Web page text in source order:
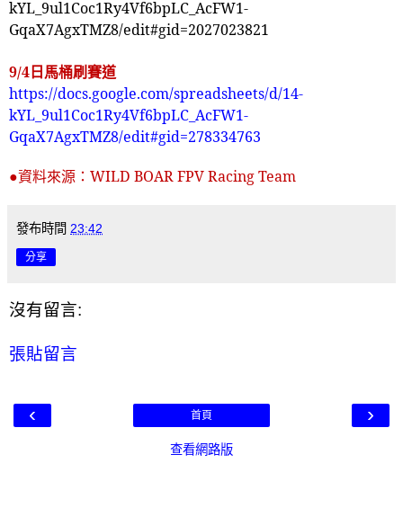
kYL_9ul1Coc1Ry4Vf6bpLC_AcFW1-
GqaX7AgxTMZ8/edit#gid=2027023821
9/4日馬桶刷賽道
https://docs.google.com/spreadsheets/d/14-
kYL_9ul1Coc1Ry4Vf6bpLC_AcFW1-
GqaX7AgxTMZ8/edit#gid=278334763
●資料來源： WILD BOAR FPV Racing Team
發布時間 23:42
分享
沒有留言:
張貼留言
‹ ›
首頁
查看網路版